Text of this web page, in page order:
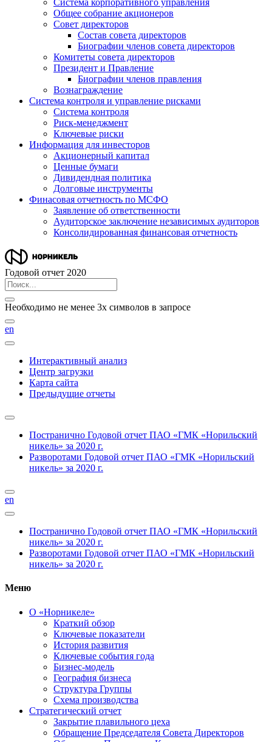
Система корпоративного управления
Общее собрание акционеров
Совет директоров
Состав совета директоров
Биографии членов совета директоров
Комитеты совета директоров
Президент и Правление
Биографии членов правления
Вознаграждение
Система контроля и управление рисками
Система контроля
Риск-менеджмент
Ключевые риски
Информация для инвесторов
Акционерный капитал
Ценные бумаги
Дивидендная политика
Долговые инструменты
Финасовая отчетность по МСФО
Заявление об ответственности
Аудиторское заключение независимых аудиторов
Консолидированная финансовая отчетность
Годовой отчет 2020
Необходимо не менее 3х символов в запросе
en
Интерактивный анализ
Центр загрузки
Карта сайта
Предыдущие отчеты
Постранично Годовой отчет ПАО «ГМК «Норильский
никель» за 2020 г.
Разворотами Годовой отчет ПАО «ГМК «Норильский
никель» за 2020 г.
en
Постранично Годовой отчет ПАО «ГМК «Норильский
никель» за 2020 г.
Разворотами Годовой отчет ПАО «ГМК «Норильский
никель» за 2020 г.
Меню
О «Норникеле»
Краткий обзор
Ключевые показатели
История развития
Ключевые события года
Бизнес-модель
География бизнеса
Структура Группы
Схема производства
Стратегический отчет
Закрытие плавильного цеха
Обращение Председателя Совета Директоров